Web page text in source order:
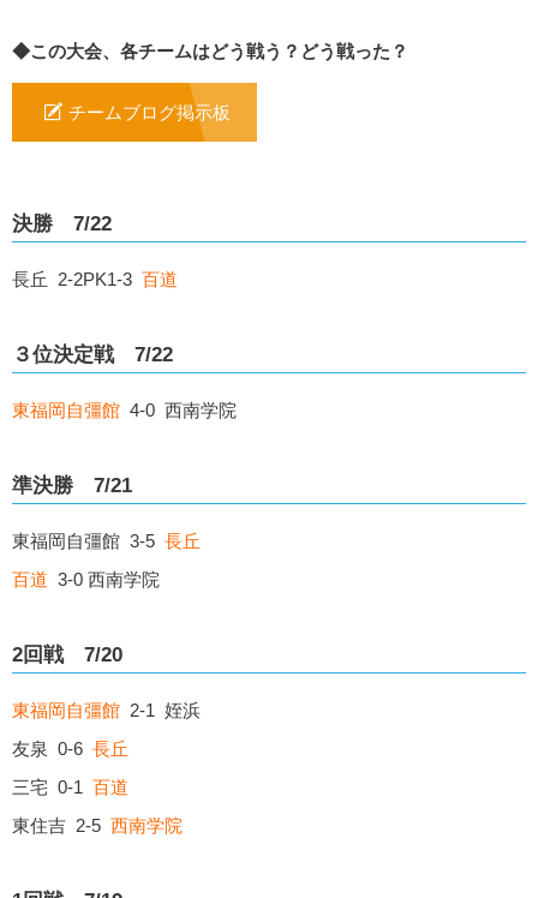
◆この大会、各チームはどう戦う？どう戦った？
チームブログ掲示板
決勝 7/22
長丘 2-2PK1-3 百道
３位決定戦 7/22
東福岡自彊館 4-0 西南学院
準決勝 7/21
東福岡自彊館 3-5 長丘
百道 3-0 西南学院
2回戦 7/20
東福岡自彊館 2-1 姪浜
友泉 0-6 長丘
三宅 0-1 百道
東住吉 2-5 西南学院